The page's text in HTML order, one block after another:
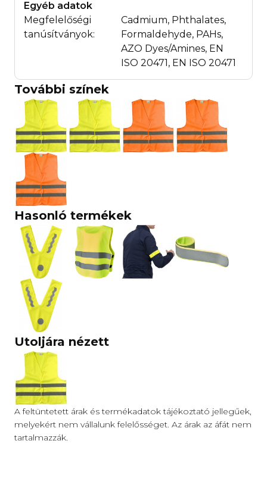
Egyéb adatok
Megfelelőségi
tanúsítványok:
Cadmium, Phthalates,
Formaldehyde, PAHs,
AZO Dyes/Amines, EN
ISO 20471, EN ISO 20471
További színek
Hasonló termékek
Utoljára nézett
A feltüntetett árak és termékadatok tájékoztató jellegűek,
melyekért nem vállalunk felelősséget. Az árak az áfát nem
tartalmazzák.